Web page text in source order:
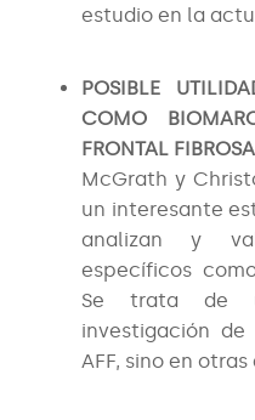
estudio en la
POSIBLE
COMO
FRONTAL
McGrath y
un interesante
analizan y
específicos
Se trata de
investigación
AFF, sino en